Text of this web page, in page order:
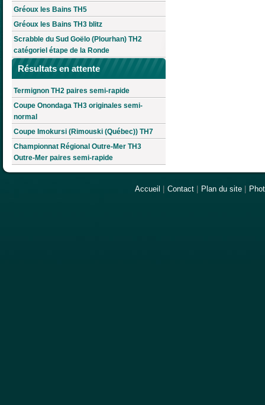
Gréoux les Bains TH5
Gréoux les Bains TH3 blitz
Scrabble du Sud Goëlo (Plourhan) TH2
catégoriel étape de la Ronde
Résultats en attente
Termignon TH2 paires semi-rapide
Coupe Onondaga TH3 originales semi-
normal
Coupe Imokursi (Rimouski (Québec)) TH7
Championnat Régional Outre-Mer TH3
Outre-Mer paires semi-rapide
Accueil Contact Plan du site